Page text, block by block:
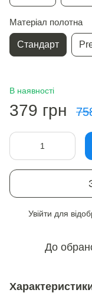
Матеріал полотна
Стандарт
В наявності
379 грн
Увійти для
До